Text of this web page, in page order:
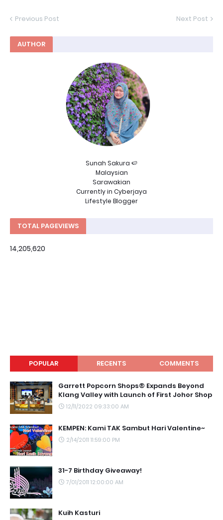
Previous Post Next Post
AUTHOR
Sunah Sakura 🍉
Malaysian
Sarawakian
Currently in Cyberjaya
Lifestyle Blogger
TOTAL PAGEVIEWS
14,205,620
POPULAR RECENTS COMMENTS
Garrett Popcorn Shops® Expands Beyond
Klang Valley with Launch of First Johor Shop
12/11/2022 09:33:00 AM
KEMPEN: Kami TAK Sambut Hari Valentine~
2/14/2011 11:59:00 PM
31-7 Birthday Giveaway!
7/01/2011 12:00:00 AM
Kuih Kasturi